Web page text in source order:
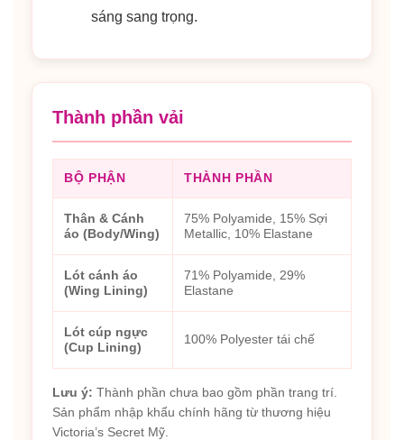
sáng sang trọng.
Thành phần vải
BỘ PHẬN THÀNH PHẦN
Thân & Cánh
áo (Body/Wing)
75% Polyamide, 15% Sợi
Metallic, 10% Elastane
Lót cánh áo
(Wing Lining)
71% Polyamide, 29%
Elastane
Lót cúp ngực
(Cup Lining)
100% Polyester tái chế
Lưu ý: Thành phần chưa bao gồm phần trang trí.
Sản phẩm nhập khẩu chính hãng từ thương hiệu
Victoria’s Secret Mỹ.